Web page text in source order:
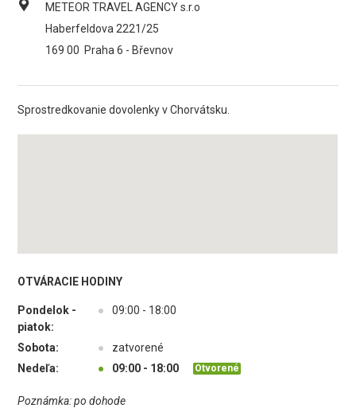
METEOR TRAVEL AGENCY s.r.o
Haberfeldova 2221/25
169 00 Praha 6 - Břevnov
Sprostredkovanie dovolenky v Chorvátsku.
OTVÁRACIE HODINY
Pondelok -
piatok:
● 09:00 - 18:00
Sobota: ●
zatvorené
Nedeľa:
● 09:00 - 18:00 Otvorené
Poznámka: po dohode